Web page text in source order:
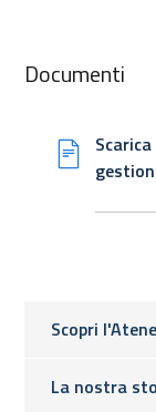
Scopri
La nostra
Documenti